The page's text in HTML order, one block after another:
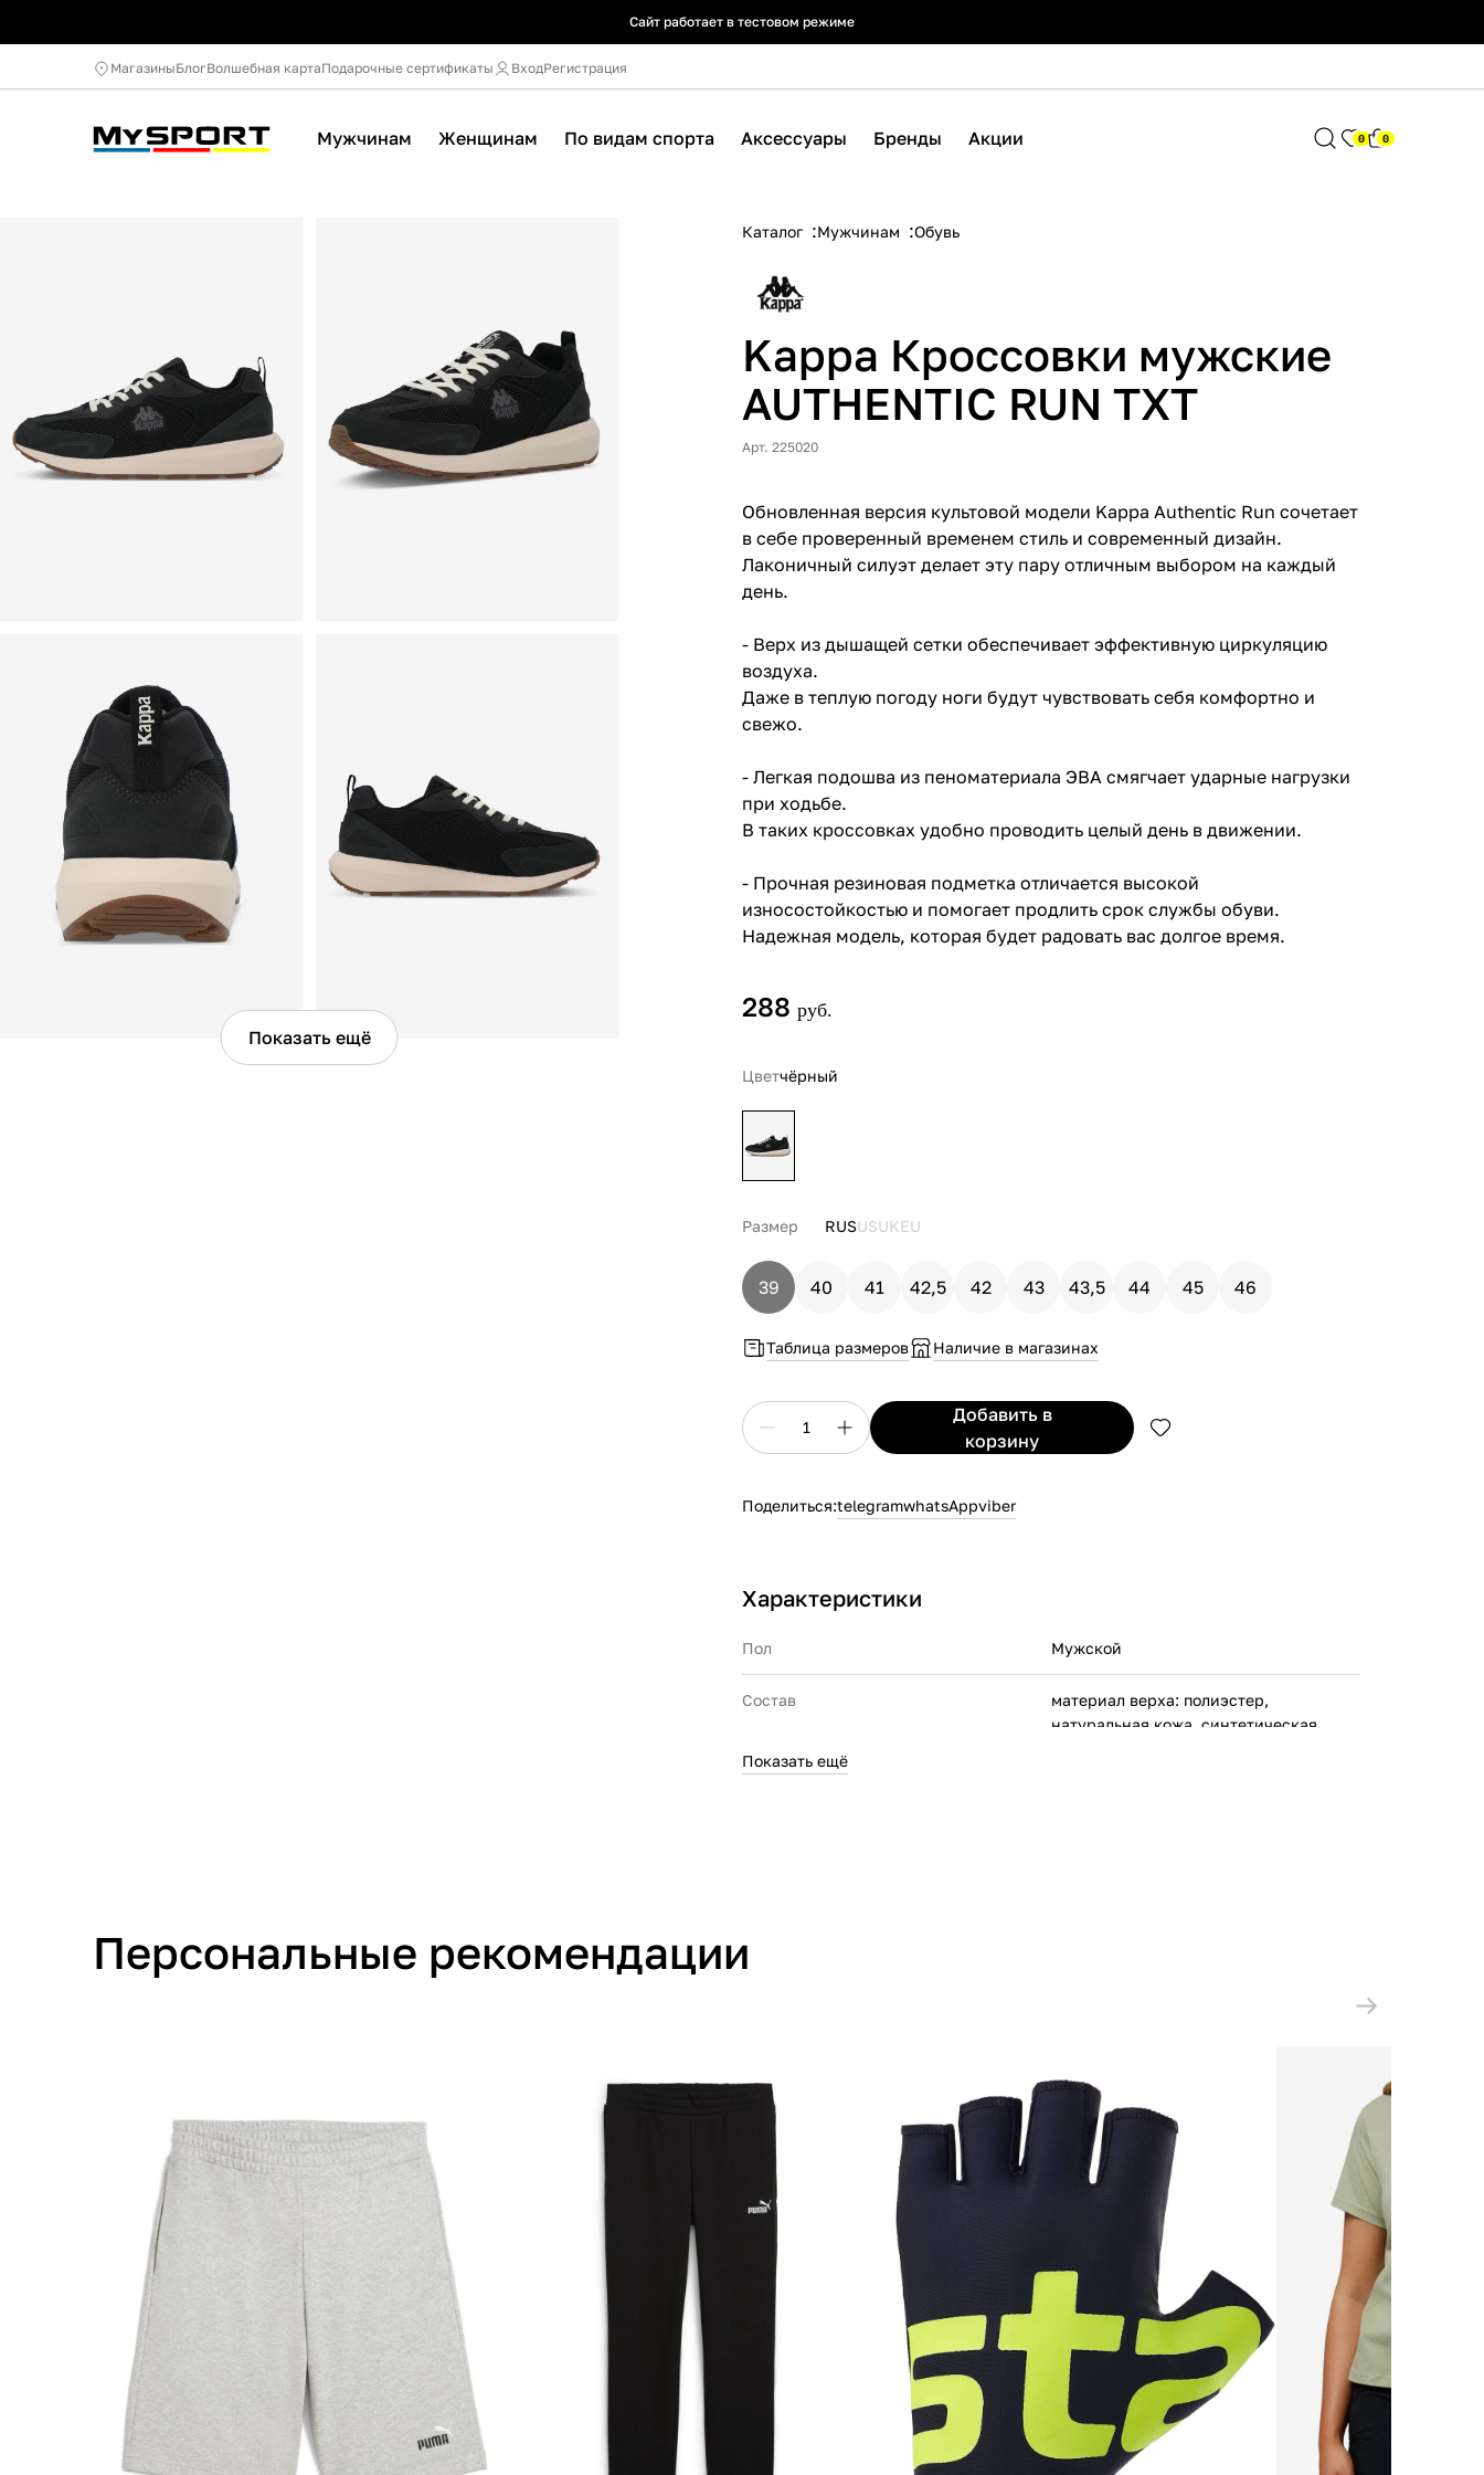
Сайт работает в тестовом режиме
Сайт работает в тестовом режиме
Сайт работает в тестовом режиме
МагазиныБлогВолшебная картаПодарочные сертификаты ВходРегистрация
Мужчинам Женщинам По видам спорта Аксессуары Бренды Акции 0 0
Показать ещё
Каталог Мужчинам Обувь
Kappa Кроссовки мужские
AUTHENTIC RUN TXT
Арт. 225020
Обновленная версия культовой модели Kappa Authentic Run сочетает
в себе проверенный временем стиль и современный дизайн.
Лаконичный силуэт делает эту пару отличным выбором на каждый
день.
- Верх из дышащей сетки обеспечивает эффективную циркуляцию
воздуха.
Даже в теплую погоду ноги будут чувствовать себя комфортно и
свежо.
- Легкая подошва из пеноматериала ЭВА смягчает ударные нагрузки
при ходьбе.
В таких кроссовках удобно проводить целый день в движении.
- Прочная резиновая подметка отличается высокой
износостойкостью и помогает продлить срок службы обуви.
Надежная модель, которая будет радовать вас долгое время.
288 руб.
Цветчёрный
Размер RUSUSUKEU
39 40 41 42,5 42 43 43,5 44 45 46
Таблица размеров Наличие в магазинах
1
Добавитьв
корзину
Поделиться:telegramwhatsAppviber
Характеристики
Пол Мужской
Состав
материал верха: полиэстер,
натуральная кожа, синтетическая
Страна производства
ООО 'Клермонт' 231741, Гродненская
обл., Гродненский р-н, а/г Гожа,
ул.Школьная, д.5, к.13
Показать ещё
Персональные рекомендации